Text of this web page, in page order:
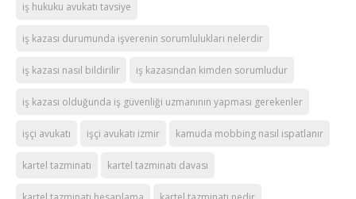
iş hukuku avukatı tavsiye
iş kazası durumunda işverenin sorumlulukları nelerdir
iş kazası nasıl bildirilir iş kazasından kimden sorumludur
iş kazası olduğunda iş güvenliği uzmanının yapması gerekenler
işçi avukatı işçi avukatı izmir kamuda mobbing nasıl ispatlanır
kartel tazminatı kartel tazminatı davası